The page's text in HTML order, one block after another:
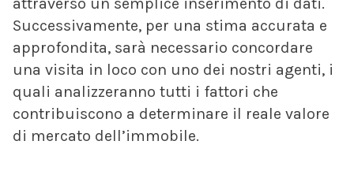
Successivamente, per una stima accurata e
approfondita, sarà necessario concordare
una visita in loco con uno dei nostri agenti, i
quali analizzeranno tutti i fattori che
contribuiscono a determinare il reale valore
di mercato dell’immobile.